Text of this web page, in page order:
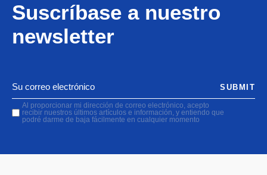
Suscríbase a nuestro
newsletter
Al proporcionar mi dirección de correo electrónico, acepto
recibir nuestros últimos artículos e información, y entiendo que
podré darme de baja fácilmente en cualquier momento
SUBMIT